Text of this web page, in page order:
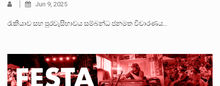
Jun 9, 2025
රැකියාව සහ පුරවැසිභාවය සම්බන්ධ ජනමත විචාරණය…